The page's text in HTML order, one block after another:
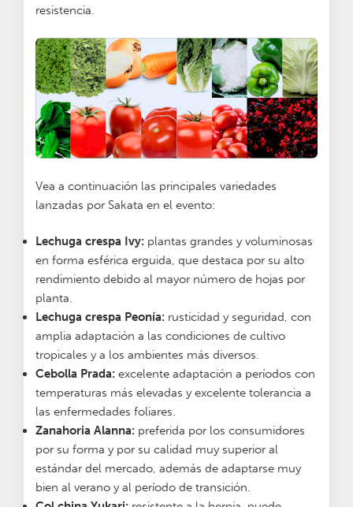
resistencia.
Vea a continuación las principales variedades
lanzadas por Sakata en el evento:
Lechuga crespa Ivy: plantas grandes y voluminosas
en forma esférica erguida, que destaca por su alto
rendimiento debido al mayor número de hojas por
planta.
Lechuga crespa Peonía: rusticidad y seguridad, con
amplia adaptación a las condiciones de cultivo
tropicales y a los ambientes más diversos.
Cebolla Prada: excelente adaptación a períodos con
temperaturas más elevadas y excelente tolerancia a
las enfermedades foliares.
Zanahoria Alanna: preferida por los consumidores
por su forma y por su calidad muy superior al
estándar del mercado, además de adaptarse muy
bien al verano y al período de transición.